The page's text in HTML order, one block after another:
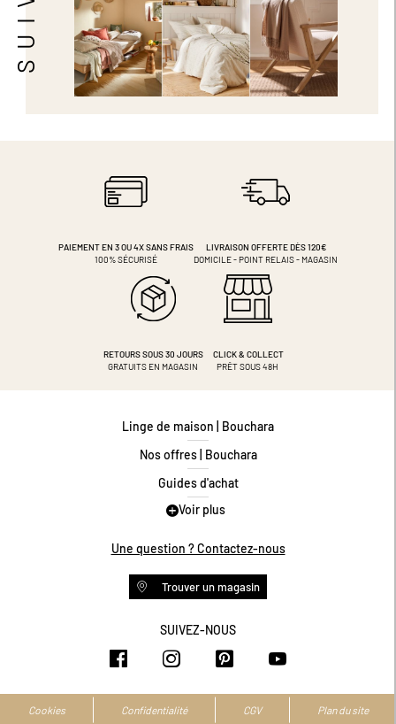
PAIEMENT EN 3 OU 4XSANS FRAIS
100% SÉCURISÉ
LIVRAISON OFFERTE DÈS 120€
DOMICILE - POINT RELAIS - MAGASIN
RETOURS SOUS 30 JOURS
GRATUITS EN MAGASIN
CLICK & COLLECT
PRÊT SOUS 48H
Linge de maison | Bouchara
Nos offres | Bouchara
Guides d'achat
Guide des tailles
Programme de fidélité
Conditions des offres
Livraison et retours
Accessibilité numérique
Voir plus
Une question ? Contactez-nous
Trouver un magasin
SUIVEZ-NOUS
https://www.facebook.com/
https://https://
Cookies Confidentialité CGV Plan du site